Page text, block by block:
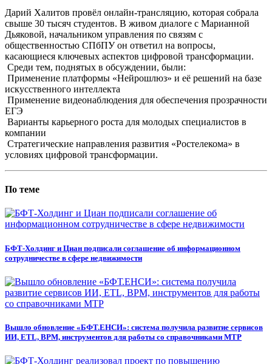
Дарий Халитов провёл онлайн-трансляцию, которая собрала
свыше 30 тысяч студентов. В живом диалоге с Марианной
Дьяковой, начальником управления по связям с
общественностью СПбПУ он ответил на вопросы,
касающиеся ключевых аспектов цифровой трансформации.
Среди тем, поднятых в обсуждении, были:
Применение платформы «Нейрошлюз» и её решений на базе
искусственного интеллекта
Применение видеонаблюдения для обеспечения прозрачности
ЕГЭ
Варианты карьерного роста для молодых специалистов в
компании
Стратегические направления развития «Ростелекома» в
условиях цифровой трансформации.
По теме
БФТ-Холдинг и Циан подписали соглашение об информационном
сотрудничестве в сфере недвижимости
Вышло обновление «БФТ.ЕНСИ»: система получила развитие сервисов
ИИ, ETL, BPM, инструментов для работы со справочниками МТР